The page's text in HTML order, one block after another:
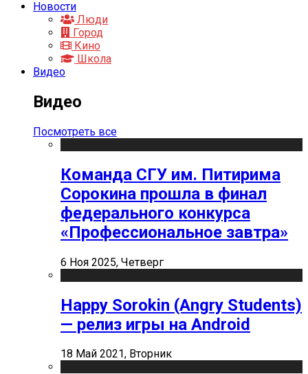
Новости
Люди
Город
Кино
Школа
Видео
Видео
Посмотреть все
Команда СГУ им. Питирима
Сорокина прошла в финал
федерального конкурса
«Профессиональное завтра»
6 Ноя 2025, Четверг
Happy Sorokin (Angry Students)
— релиз игры на Android
18 Май 2021, Вторник